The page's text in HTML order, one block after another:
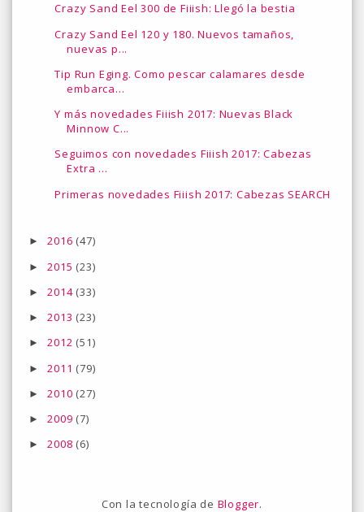
Crazy Sand Eel 300 de Fiiish: Llegó la bestia
Crazy Sand Eel 120 y 180. Nuevos tamaños,
nuevas p...
Tip Run Eging. Como pescar calamares desde
embarca...
Y más novedades Fiiish 2017: Nuevas Black
Minnow C...
Seguimos con novedades Fiiish 2017: Cabezas
Extra ...
Primeras novedades Fiiish 2017: Cabezas SEARCH
►2016 (47)
►2015 (23)
►2014 (33)
►2013 (23)
►2012 (51)
►2011 (79)
►2010 (27)
►2009 (7)
►2008 (6)
Con la tecnología de Blogger.